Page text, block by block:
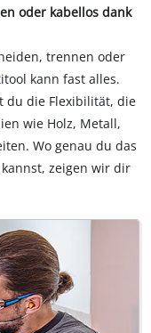
oder kabellos dank
trennen oder
kann fast alles.
du die Flexibilität, die
wie Holz, Metall,
Wo genau du das
zeigen wir dir